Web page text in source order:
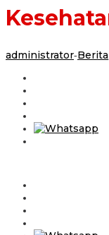
administrator-Berita